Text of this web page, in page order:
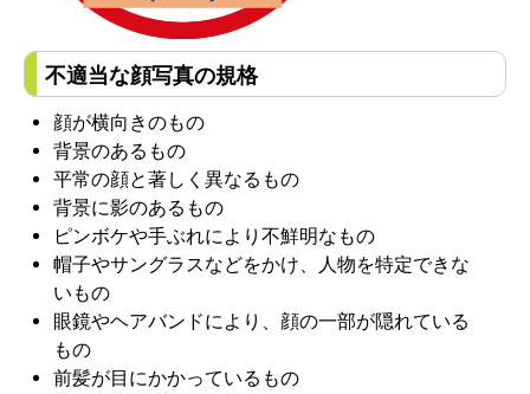
不適当な顔写真の規格
顔が横向きのもの
背景のあるもの
平常の顔と著しく異なるもの
背景に影のあるもの
ピンボケや手ぶれにより不鮮明なもの
帽子やサングラスなどをかけ、人物を特定できな
いもの
眼鏡やヘアバンドにより、顔の一部が隠れている
もの
前髪が目にかかっているもの